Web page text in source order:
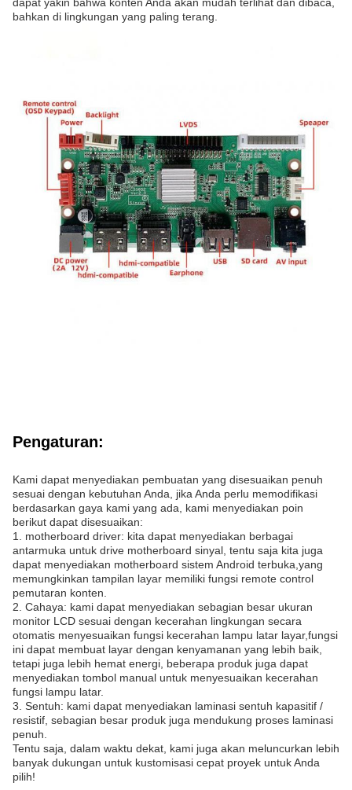
bahkan di lingkungan yang paling terang.
Pengaturan:
Kami dapat menyediakan pembuatan yang disesuaikan penuh
sesuai dengan kebutuhan Anda, jika Anda perlu memodifikasi
berdasarkan gaya kami yang ada, kami menyediakan poin
berikut dapat disesuaikan:
1. motherboard driver: kita dapat menyediakan berbagai
antarmuka untuk drive motherboard sinyal, tentu saja kita juga
dapat menyediakan motherboard sistem Android terbuka,yang
memungkinkan tampilan layar memiliki fungsi remote control
pemutaran konten.
2. Cahaya: kami dapat menyediakan sebagian besar ukuran
monitor LCD sesuai dengan kecerahan lingkungan secara
otomatis menyesuaikan fungsi kecerahan lampu latar layar,fungsi
ini dapat membuat layar dengan kenyamanan yang lebih baik,
tetapi juga lebih hemat energi, beberapa produk juga dapat
menyediakan tombol manual untuk menyesuaikan kecerahan
fungsi lampu latar.
3. Sentuh: kami dapat menyediakan laminasi sentuh kapasitif /
resistif, sebagian besar produk juga mendukung proses laminasi
penuh.
Tentu saja, dalam waktu dekat, kami juga akan meluncurkan lebih
banyak dukungan untuk kustomisasi cepat proyek untuk Anda
pilih!